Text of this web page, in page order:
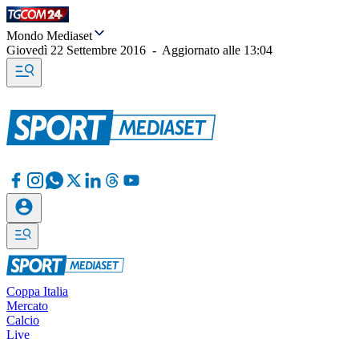
Mondo Mediaset
Giovedì 22 Settembre 2016 - Aggiornato alle 13:04
Coppa Italia
Mercato
Calcio
Live